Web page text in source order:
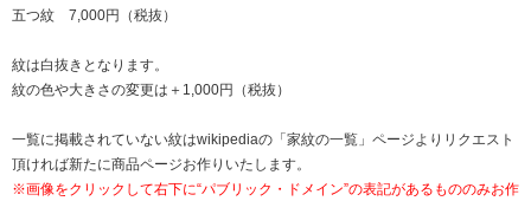
五つ紋 7,000円（税抜）
紋は白抜きとなります。
紋の色や大きさの変更は＋1,000円（税抜）
一覧に掲載されていない紋はwikipediaの「家紋の一覧 」ページよりリクエスト
頂ければ新たに商品ページお作りいたします。
※画像をクリックして右下に“パブリック・ドメイン”の表記があるもののみお作